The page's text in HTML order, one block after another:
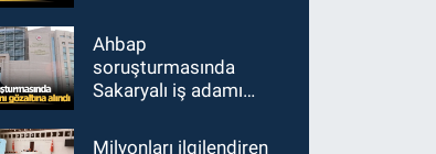
Ahbap
soruşturmasında
Sakaryalı iş adamı
Milyonları ilgilendiren